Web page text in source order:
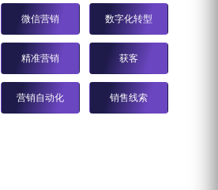
微信营销 数字化转型
精准营销 获客
营销自动化 销售线索